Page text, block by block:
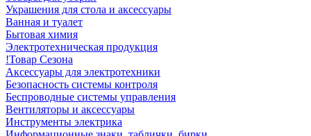
Украшения для стола и аксессуары
Ванная и туалет
Бытовая химия
Электротехническая продукция
!Товар Сезона
Аксессуары для электротехники
Безопасность системы контроля
Беспроводные системы управления
Вентиляторы и аксессуары
Инструменты электрика